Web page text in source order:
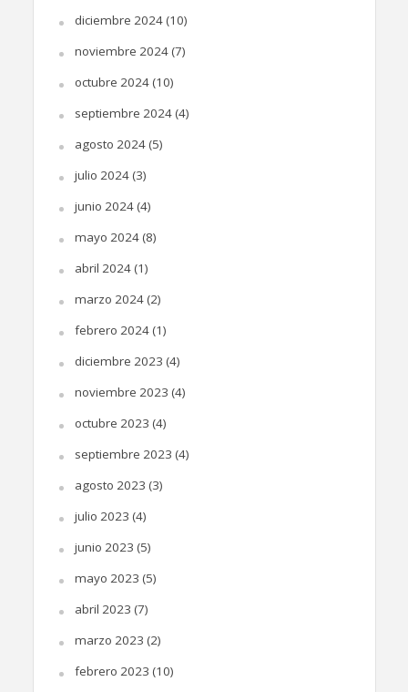
diciembre 2024(10)
noviembre 2024(7)
octubre 2024(10)
septiembre 2024(4)
agosto 2024(5)
julio 2024(3)
junio 2024(4)
mayo 2024(8)
abril 2024(1)
marzo 2024(2)
febrero 2024(1)
diciembre 2023 (4)
noviembre 2023 (4)
octubre 2023 (4)
septiembre 2023 (4)
agosto 2023 (3)
julio 2023 (4)
junio 2023 (5)
mayo 2023 (5)
abril 2023 (7)
marzo 2023 (2)
febrero 2023 (10)